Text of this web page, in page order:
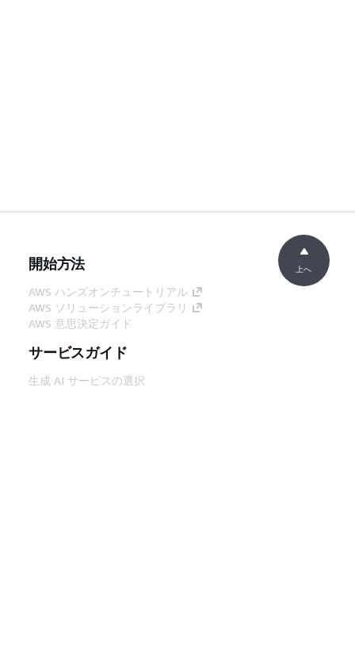
開始方法
AWS ハンズオンチュートリアル
AWS ソリューションライブラリ
AWS 意思決定ガイド
サービスガイド
生成 AI サービスの選択
上へ